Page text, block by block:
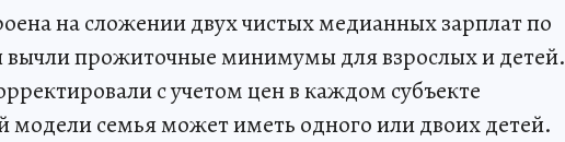
на сложении двух чистых медианных зарплат по
прожиточные минимумы для взрослых и детей.
с учетом цен в каждом субъекте
модели семья может иметь одного или двоих детей.